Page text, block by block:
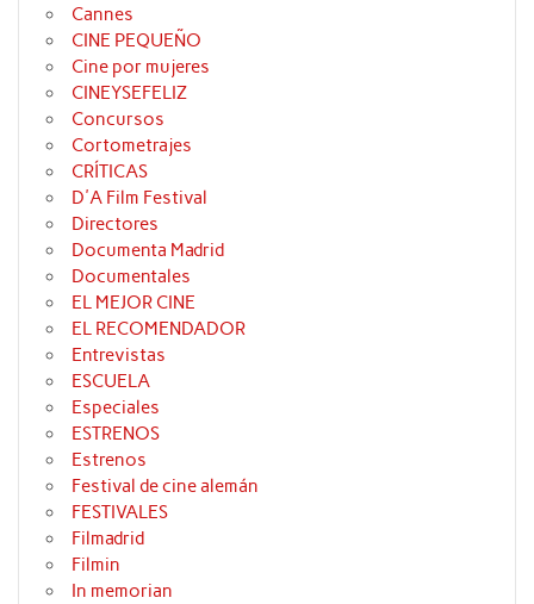
Cannes
CINE PEQUEÑO
Cine por mujeres
CINEYSEFELIZ
Concursos
Cortometrajes
CRÍTICAS
D'A Film Festival
Directores
Documenta Madrid
Documentales
EL MEJOR CINE
EL RECOMENDADOR
Entrevistas
ESCUELA
Especiales
ESTRENOS
Estrenos
Festival de cine alemán
FESTIVALES
Filmadrid
Filmin
In memorian